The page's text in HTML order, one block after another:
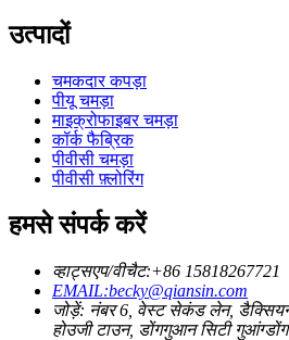
उत्पादों
चमकदार कपड़ा
पीयू चमड़ा
माइक्रोफाइबर चमड़ा
कॉर्क फैब्रिक
पीवीसी चमड़ा
पीवीसी फ़्लोरिंग
हमसे संपर्क करें
व्हाट्सएप/वीचैट:+86 15818267721
EMAIL:becky@qiansin.com
जोड़ें: नंबर 6, वेस्ट सेकंड लेन, डैक्सियन
होउजी टाउन, डोंगगुआन सिटी